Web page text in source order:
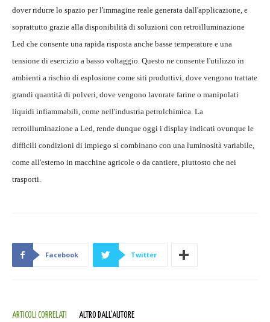
dover ridurre lo spazio per l'immagine reale generata dall'applicazione, e
soprattutto grazie alla disponibilità di soluzioni con retroilluminazione
Led che consente una rapida risposta anche basse temperature e una
tensione di esercizio a basso voltaggio. Questo ne consente l'utilizzo in
ambienti a rischio di esplosione come siti produttivi, dove vengono trattate
grandi quantità di polveri, dove vengono lavorate farine o manipolati
liquidi infiammabili, come nell'industria petrolchimica. La
retroilluminazione a Led, rende dunque oggi i display indicati ovunque le
difficili condizioni di impiego si combinano con una luminosità variabile,
come all'esterno in macchine agricole o da cantiere, piuttosto che nei
trasporti.
Facebook Twitter
ARTICOLI CORRELATI ALTRO DALL'AUTORE